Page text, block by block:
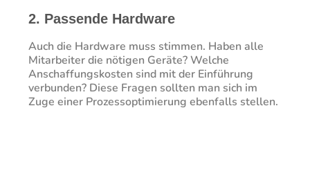
2. Passende Hardware
Auch die Hardware muss stimmen. Haben alle
Mitarbeiter die nötigen Geräte? Welche
Anschaffungskosten sind mit der Einführung
verbunden? Diese Fragen sollten man sich im
Zuge einer Prozessoptimierung ebenfalls stellen.